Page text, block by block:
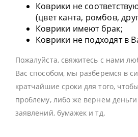
Коврики не
(цвет канта, ромбов,
Коврики имеют брак;
Коврики не подходят в
Пожалуйста, свяжитесь с нами
Вас способом, мы разберемся в
кратчайшие сроки для того,
проблему, либо же вернем
заявлений, бумажек и тд.